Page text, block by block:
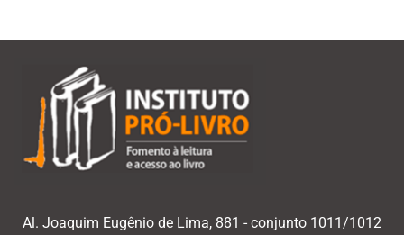
Al. Joaquim Eugênio de Lima, 881 - conjunto 1011/1012